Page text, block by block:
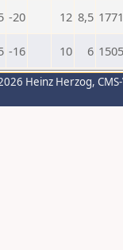
-20 12 8,5 1771
-16 10 6 1505
Heinz Herzog,